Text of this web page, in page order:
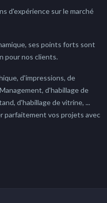
d'expérience sur le marché
ses points forts sont
pour nos clients.
d'impressions, de
d'habillage de
d'habillage de vitrine, ...
parfaitement vos projets avec